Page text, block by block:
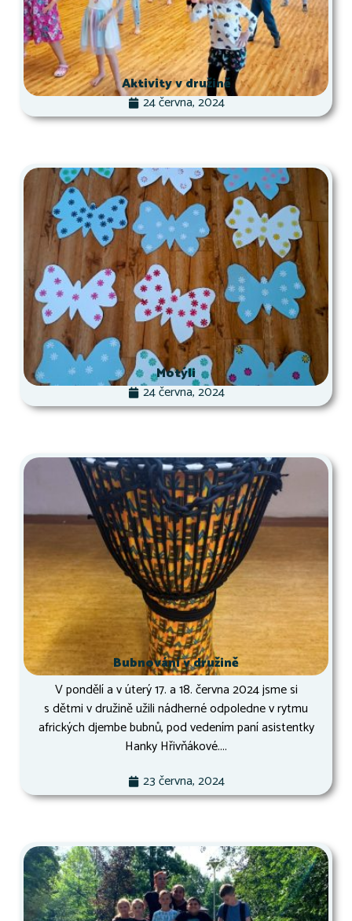
Aktivity v družině
24 června, 2024
Motýli
24 června, 2024
Bubnování v družině
V pondělí a v úterý 17. a 18. června 2024 jsme si
s dětmi v družině užili nádherné odpoledne v rytmu
afrických djembe bubnů, pod vedením paní asistentky
Hanky Hřivňákové....
23 června, 2024